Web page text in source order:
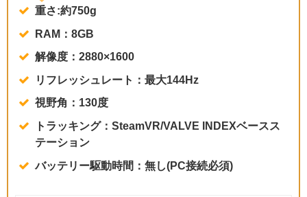
重さ:約750g
RAM：8GB
解像度：2880×1600
リフレッシュレート：最大144Hz
視野角：130度
トラッキング：SteamVR/VALVE INDEXベースス
テーション
バッテリー駆動時間：無し(PC接続必須)